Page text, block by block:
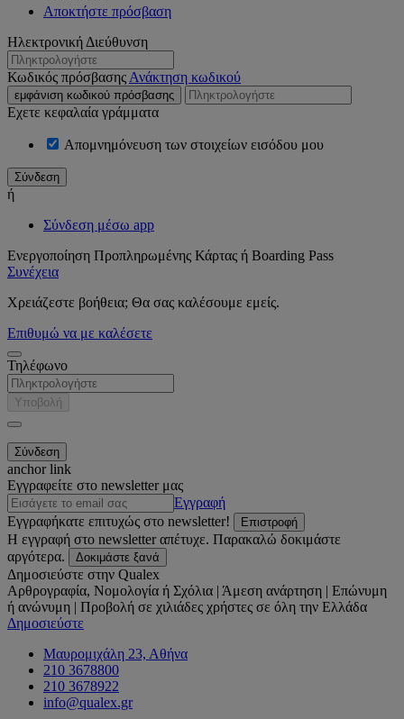
Αποκτήστε πρόσβαση
Ηλεκτρονική Διεύθυνση
Κωδικός πρόσβασης Ανάκτηση κωδικού
εμφάνιση κωδικού πρόσβασης
Εχετε κεφαλαία γράμματα
Απομνημόνευση των στοιχείων εισόδου μου
ή
Σύνδεση μέσω app
Ενεργοποίηση Προπληρωμένης Κάρτας ή Boarding Pass
Συνέχεια
Χρειάζεστε βοήθεια; Θα σας καλέσουμε εμείς.
Επιθυμώ να με καλέσετε
Τηλέφωνο
Υποβολή
anchor link
Εγγραφείτε στο newsletter μας
Εγγραφή
Εγγραφήκατε επιτυχώς στο newsletter!
Επιστροφή
Η εγγραφή στο newsletter απέτυχε. Παρακαλώ δοκιμάστε
αργότερα.
Δοκιμάστε ξανά
Δημοσιεύστε στην Qualex
Αρθρογραφία, Νομολογία ή Σχόλια | Άμεση ανάρτηση | Επώνυμη
ή ανώνυμη | Προβολή σε χιλιάδες χρήστες σε όλη την Ελλάδα
Δημοσιεύστε
Μαυρομιχάλη 23, Αθήνα
210 3678800
210 3678922
info@qualex.gr